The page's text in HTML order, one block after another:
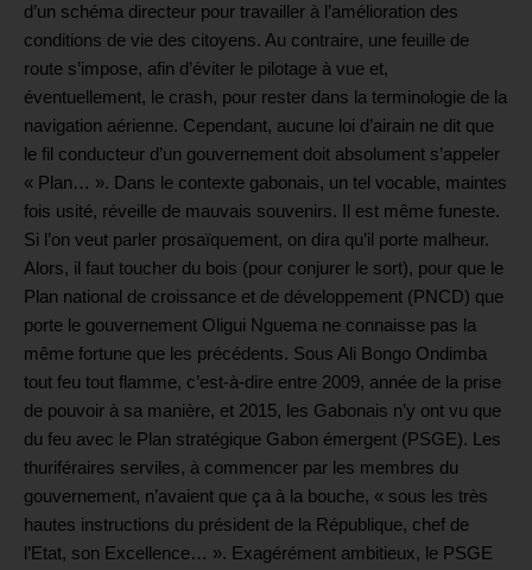
d’un schéma directeur pour travailler à l’amélioration des
conditions de vie des citoyens. Au contraire, une feuille de
route s’impose, afin d’éviter le pilotage à vue et,
éventuellement, le crash, pour rester dans la terminologie de la
navigation aérienne. Cependant, aucune loi d’airain ne dit que
le fil conducteur d’un gouvernement doit absolument s’appeler
« Plan… ». Dans le contexte gabonais, un tel vocable, maintes
fois usité, réveille de mauvais souvenirs. Il est même funeste.
Si l’on veut parler prosaïquement, on dira qu’il porte malheur.
Alors, il faut toucher du bois (pour conjurer le sort), pour que le
Plan national de croissance et de développement (PNCD) que
porte le gouvernement Oligui Nguema ne connaisse pas la
même fortune que les précédents. Sous Ali Bongo Ondimba
tout feu tout flamme, c’est-à-dire entre 2009, année de la prise
de pouvoir à sa manière, et 2015, les Gabonais n’y ont vu que
du feu avec le Plan stratégique Gabon émergent (PSGE). Les
thuriféraires serviles, à commencer par les membres du
gouvernement, n’avaient que ça à la bouche, « sous les très
hautes instructions du président de la République, chef de
l’Etat, son Excellence… ». Exagérément ambitieux, le PSGE